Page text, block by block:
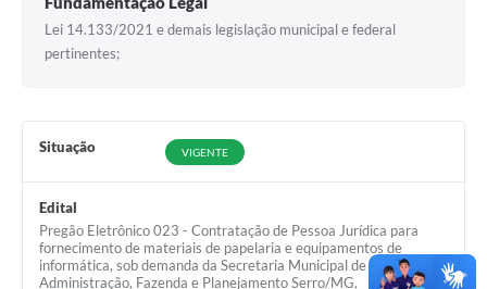
FAQ
Covid -19 em Serro
Links
Audiências Públicas
Galeria de Fotos
Lei 14.133/2021 e demais legislação municipal e federal
pertinentes;
Situação VIGENTE
Edital
Pregão Eletrônico 023 - Contratação de Pessoa Jurídica para
fornecimento de materiais de papelaria e equipamentos de
informática, sob demanda da Secretaria Municipal de
Administração, Fazenda e Planejamento Serro/MG,